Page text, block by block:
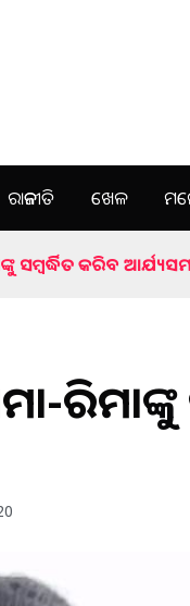
ରାଜନୀତି ଖେଳ
ସମ୍ବର୍ଦ୍ଧିତ କରିବ